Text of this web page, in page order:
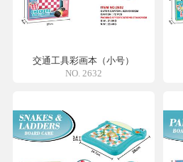
交通工具彩画本（小号）
NO. 2632